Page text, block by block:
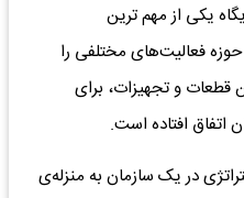
یکی از مهم ترین
فعالیت‌های مختلفی را
قطعات و تجهیزات، برای
اتفاق افتاده است.
در یک سازمان به منزله‌ی